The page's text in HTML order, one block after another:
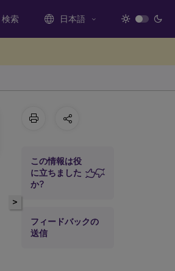
検索 日本語
>
この情報は役
に立ちました
か?
フィードバックの
送信